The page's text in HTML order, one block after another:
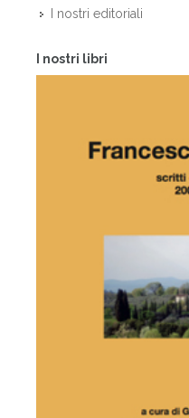
I nostri editoriali
I nostri libri